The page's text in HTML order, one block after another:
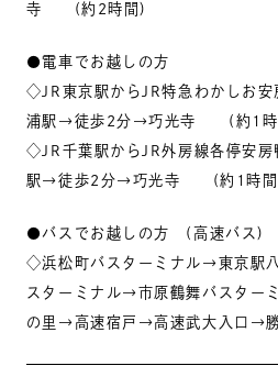
寺 (約2時間)
●電車でお越しの方
◇JR東京駅からJR特急わかしお
浦駅→徒歩2分→巧光寺 (約1時
◇JR千葉駅からJR外房線各停安
駅→徒歩2分→巧光寺 (約1時間
●バスでお越しの方 (高速バス)
◇浜松町バスターミナル→東京駅
スターミナル→市原鶴舞バスター
の里→高速宿戸→高速武大入口→